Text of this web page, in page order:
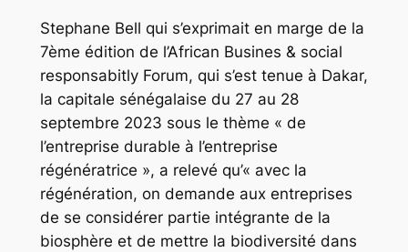
Stephane Bell qui s’exprimait en marge de la
7ème édition de l’African Busines & social
responsabitly Forum, qui s’est tenue à Dakar,
la capitale sénégalaise du 27 au 28
septembre 2023 sous le thème « de
l’entreprise durable à l’entreprise
régénératrice », a relevé qu’« avec la
régénération, on demande aux entreprises
de se considérer partie intégrante de la
biosphère et de mettre la biodiversité dans